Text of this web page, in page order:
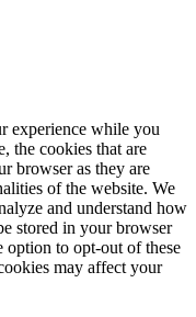
experience while you
the cookies that are
browser as they are
of the website. We
and understand how
stored in your browser
option to opt-out of these
may affect your